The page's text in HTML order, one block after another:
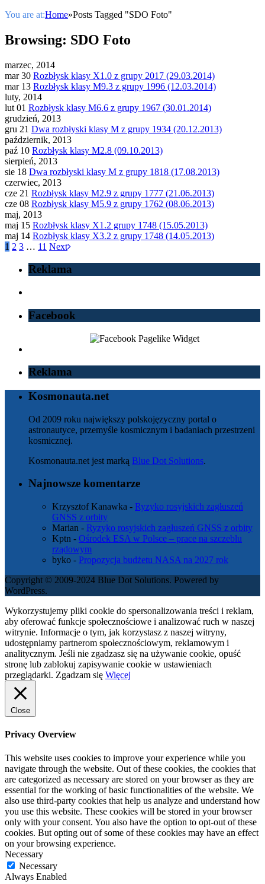
You are at:Home»Posts Tagged "SDO Foto"
Browsing: SDO Foto
marzec, 2014
mar 30 Rozbłysk klasy X1.0 z grupy 2017 (29.03.2014)
mar 13 Rozbłysk klasy M9.3 z grupy 1996 (12.03.2014)
luty, 2014
lut 01 Rozbłysk klasy M6.6 z grupy 1967 (30.01.2014)
grudzień, 2013
gru 21 Dwa rozbłyski klasy M z grupy 1934 (20.12.2013)
październik, 2013
paź 10 Rozbłysk klasy M2.8 (09.10.2013)
sierpień, 2013
sie 18 Dwa rozbłyski klasy M z grupy 1818 (17.08.2013)
czerwiec, 2013
cze 21 Rozbłysk klasy M2.9 z grupy 1777 (21.06.2013)
cze 08 Rozbłysk klasy M5.9 z grupy 1762 (08.06.2013)
maj, 2013
maj 15 Rozbłysk klasy X1.2 grupy 1748 (15.05.2013)
maj 14 Rozbłysk klasy X3.2 z grupy 1748 (14.05.2013)
1 2 3 … 11 Next
Reklama
Facebook
Reklama
Kosmonauta.net
Od 2009 roku największy polskojęzyczny portal o
astronautyce, przemyśle kosmicznym i badaniach przestrzeni
kosmicznej.
Kosmonauta.net jest marką Blue Dot Solutions.
Najnowsze komentarze
Krzysztof Kanawka - Ryzyko rosyjskich zagłuszeń
GNSS z orbity
Marian - Ryzyko rosyjskich zagłuszeń GNSS z orbity
Kptn - Ośrodek ESA w Polsce – prace na szczeblu
rządowym
byko - Propozycja budżetu NASA na 2027 rok
Copyright © 2009-2024 Blue Dot Solutions. Powered by
WordPress.
Wykorzystujemy pliki cookie do spersonalizowania treści i reklam,
aby oferować funkcje społecznościowe i analizować ruch w naszej
witrynie. Informacje o tym, jak korzystasz z naszej witryny,
udostępniamy partnerom społecznościowym, reklamowym i
analitycznym. Jeśli nie zgadzasz się na używanie cookie, opuść
stronę lub zablokuj zapisywanie cookie w ustawieniach
przeglądarki. Zgadzam się Więcej
Close
Privacy Overview
This website uses cookies to improve your experience while you
navigate through the website. Out of these cookies, the cookies that
are categorized as necessary are stored on your browser as they are
essential for the working of basic functionalities of the website. We
also use third-party cookies that help us analyze and understand how
you use this website. These cookies will be stored in your browser
only with your consent. You also have the option to opt-out of these
cookies. But opting out of some of these cookies may have an effect
on your browsing experience.
Necessary
Necessary
Always Enabled